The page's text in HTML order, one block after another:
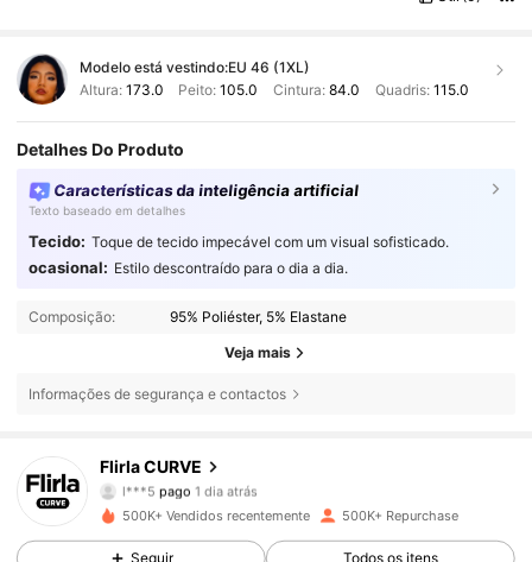
Modelo está vestindo:EU 46 (1XL)
Altura: 173.0 Peito:105.0 Cintura: 84.0 Quadris: 115.0
Detalhes Do Produto
Características da inteligência artificial
Texto baseado em detalhes
Tecido: Toque de tecido impecável com um visual sofisticado.
ocasional: Estilo descontraído para o dia a dia.
Composição: 95% Poliéster, 5% Elastane
Veja mais
Informações de segurança e contactos
Flirla CURVE
4,83
125K Seguidores
C***eseguiu10 minutos atrás
4,83 125K Seguidores
500K+ Vendidos recentemente 500K+ Repurchase
Seguir Todos os itens